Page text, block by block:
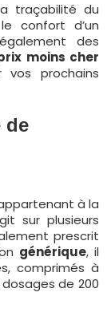
traçabilité du
confort d’un
des
moins cher
prochains
de
à la
sur plusieurs
prescrit
générique, il
comprimés à
de 200